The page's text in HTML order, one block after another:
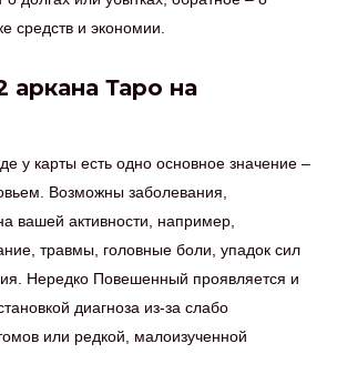
средств и экономии.
аркана Таро на
у карты есть одно основное значение –
Возможны заболевания,
вашей активности, например,
травмы, головные боли, упадок сил
Нередко Повешенный проявляется и
диагноза из-за слабо
или редкой, малоизученной